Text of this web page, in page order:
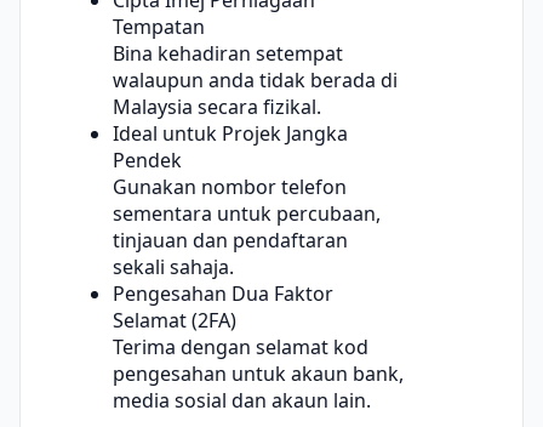
Tempatan
Bina kehadiran setempat
walaupun anda tidak berada di
Malaysia secara fizikal.
Ideal untuk Projek Jangka
Pendek
Gunakan nombor telefon
sementara untuk percubaan,
tinjauan dan pendaftaran
sekali sahaja.
Pengesahan Dua Faktor
Selamat (2FA)
Terima dengan selamat kod
pengesahan untuk akaun bank,
media sosial dan akaun lain.